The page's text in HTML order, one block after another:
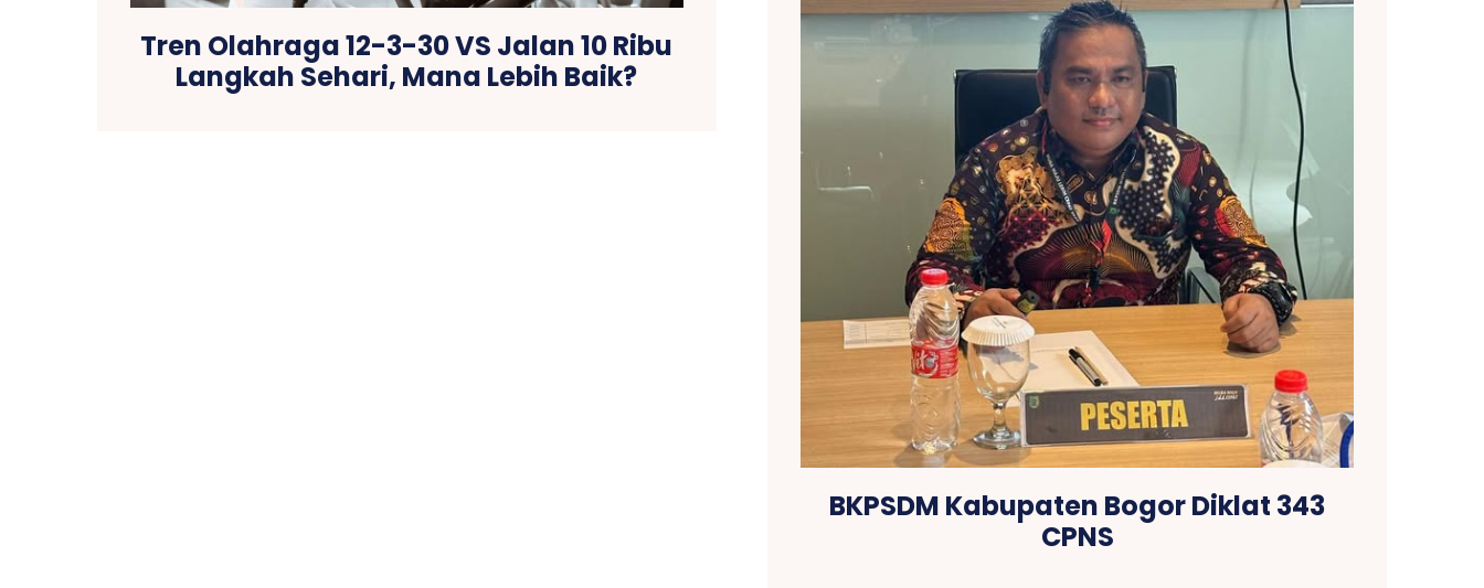
Tren Olahraga 12-3-30 VS Jalan 10 Ribu
Langkah Sehari, Mana Lebih Baik?
BKPSDM Kabupaten Bogor Diklat 343
CPNS